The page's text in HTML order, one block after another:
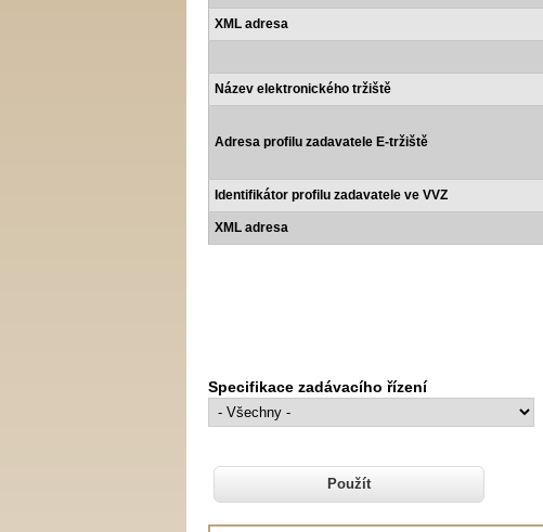
XML adresa
Název elektronického tržiště
Adresa profilu zadavatele E-tržiště
Identifikátor profilu zadavatele ve VVZ
XML adresa
Specifikace zadávacího řízení